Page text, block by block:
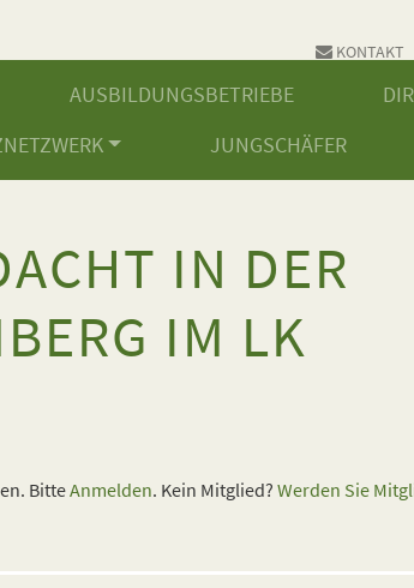
KONTAKT
AUSBILDUNGSBETRIEBE
JUNGSCHÄFER
IN DER
IM LK
BitteAnmelden. Kein Mitglied? Werden Sie